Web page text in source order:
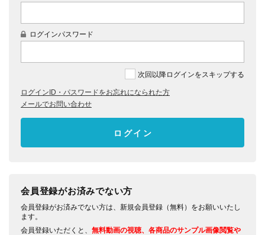
ログインパスワード
次回以降ログインをスキップする
ログインID・パスワードをお忘れになられた方
メールでお問い合わせ
会員登録がお済みでない方
会員登録がお済みでない方は、新規会員登録（無料）をお願いいたし
ます。
会員登録いただくと、 無料動画の視聴、各商品のサンプル画像閲覧や